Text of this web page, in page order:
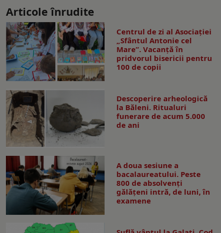
Articole înrudite
Centrul de zi al Asociației
„Sfântul Antonie cel
Mare”. Vacanță în
pridvorul bisericii pentru
100 de copii
Descoperire arheologică
la Băleni. Ritualuri
funerare de acum 5.000
de ani
A doua sesiune a
bacalaureatului. Peste
800 de absolvenţi
gălăţeni intră, de luni, în
examene